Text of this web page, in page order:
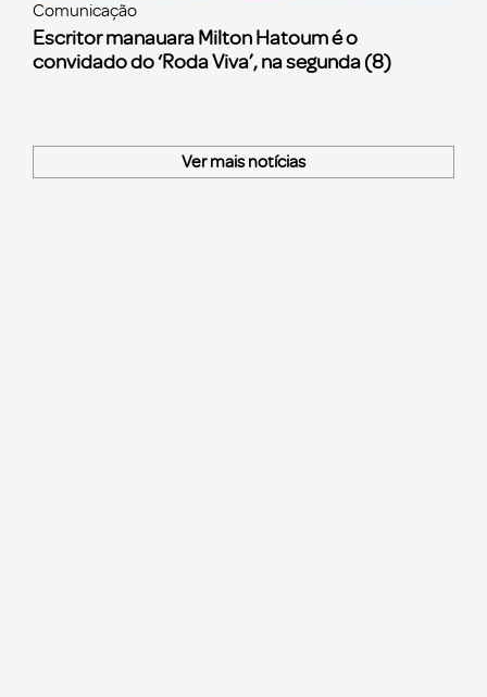
Comunicação
Escritor manauara Milton Hatoum é o
convidado do ‘Roda Viva’, na segunda (8)
Ver mais notícias